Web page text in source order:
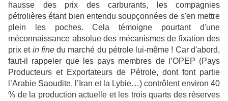
hausse des prix des carburants, les compagnies
pétrolières étant bien entendu soupçonnées de s'en mettre
plein les poches. Cela témoigne pourtant d'une
méconnaissance absolue des mécanismes de fixation des
prix et in finedu marché du pétrole lui-même ! Car d'abord,
faut-il rappeler que les pays membres de l’OPEP (Pays
Producteurs et Exportateurs de Pétrole, dont font partie
l’Arabie Saoudite, l’Iran et la Lybie…) contrôlent environ 40
% de la production actuelle et les trois quarts des réserves